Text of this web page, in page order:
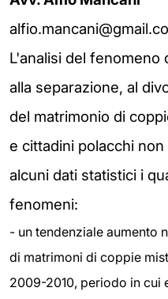
L'analisi del fenomeno
alla separazione, al
del matrimonio di
e cittadini polacchi
alcuni dati statistici i
fenomeni:
- un tendenziale aumento
di matrimoni di coppie
2009-2010, periodo in cui